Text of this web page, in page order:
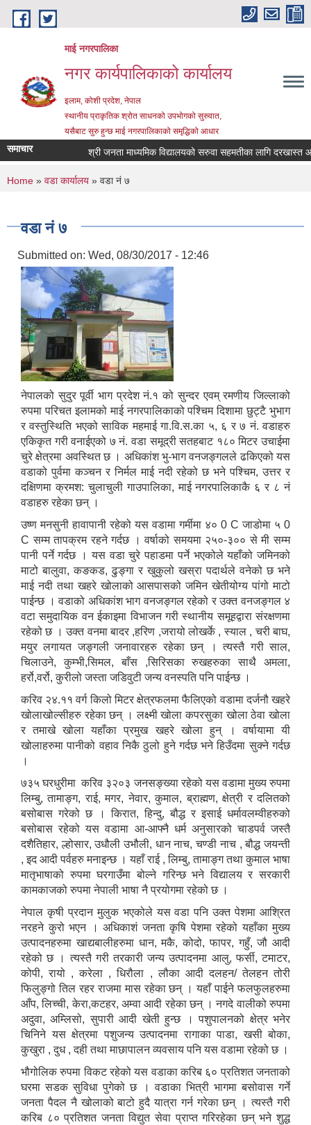
Skip to main content
माई नगरपालिका
नगर कार्यपालिकाको कार्यालय
इलाम, कोशी प्रदेश, नेपाल
स्थानीय प्राकृतिक श्रोत साधनको उपभोगको सुरुवात,
यसैबाट सुरु हुन्छ माई नगरपालिकाको समृद्धिको आधार
समाचार श्री जनता माध्यमिक विद्यालयको सरुवा सहमतीका लागि दरखास्त
You are here
Home » वडा कार्यालय » वडा नं ७
वडा नं ७
Submitted on: Wed, 08/30/2017 - 12:46
नेपालको सुदुर पूर्वी भाग प्रदेश नं.१ को सुन्दर एवम् रमणीय जिल्लाको
रुपमा परिचत इलामको माई नगरपालिकाको पश्चिम दिशामा छुट्टै भुभाग
र वस्तुस्थिति भएको साविक महमाई गा.वि.स.का ५, ६ र ७ नं. वडाहरु
एकिकृत गरी वनाईएको ७ नं. वडा समूद्री सतहबाट १८० मिटर उचाईमा
चुरे क्षेत्रमा अवस्थित छ । अधिकांश भु-भाग वनजङ्गलले ढकिएको यस
वडाको पुर्वमा कञ्चन र निर्मल माई नदी रहेको छ भने पश्चिम, उत्तर र
दक्षिणमा क्रमश: चुलाचुली गाउपालिका, माई नगरपालिकाकै ६ र ८ नं
वडाहरु रहेका छन् ।
उष्ण मनसुनी हावापानी रहेको यस वडामा गर्मीमा ४० 0 C जाडोमा ५ 0
C सम्म तापक्रम रहने गर्दछ । वर्षाको समयमा २५०-३०० से मी सम्म
पानी पर्ने गर्दछ । यस वडा चुरे पहाडमा पर्ने भएकोले यहाँको जमिनको
माटो बालुवा, कङकड, ढुङ्गा र खुकुलो खस्रा पदार्थले वनेको छ भने
माई नदी तथा खहरे खोलाको आसपासको जमिन खेतीयोग्य पांगो माटो
पाईन्छ । वडाको अधिकांश भाग वनजङ्गल रहेको र उक्त वनजङ्गल ४
वटा समुदायिक वन ईकाइमा विभाजन गरी स्थानीय समूहद्वारा संरक्षणमा
रहेको छ । उक्त वनमा बादर ,हरिण ,जरायो लोखर्के , स्याल , चरी बाघ,
मयुर लगायत जङ्गली जनावारहरु रहेका छन् । त्यस्तै गरी साल,
चिलाउने, कुम्भी,सिमल, बाँस ,सिरिसका रुखहरुका साथै अमला,
हर्रो,वर्रो, कुरीलो जस्ता जडिवुटी जन्य वनस्पति पनि पाईन्छ ।
करिव २४.११ वर्ग किलो मिटर क्षेत्रफलमा फैलिएको वडामा दर्जनौ खहरे
खोलाखोल्सीहरु रहेका छन् । लक्ष्मी खोला कपरसुका खोला ठेवा खोला
र तमाखे खोला यहाँका प्रमुख खहरे खोला हुन् । वर्षायामा यी
खोलाहरुमा पानीको वहाव निकै ठुलो हुने गर्दछ भने हिउँदमा सुक्ने गर्दछ
।
७३५ घरधुरीमा करिव ३२०३ जनसङ्ख्या रहेको यस वडामा मुख्य रुपमा
लिम्बु, तामाङ्ग, राई, मगर, नेवार, कुमाल, ब्राह्मण, क्षेत्री र दलितको
बसोबास गरेको छ । किरात, हिन्दु, बौद्ध र इसाई धर्मावलम्वीहरुको
बसोबास रहेको यस वडामा आ-आफ्नै धर्म अनुसारको चाडपर्व जस्तै
दशैतिहार, ल्होसार, उधौली उभौली, धान नाच, चण्डी नाच , बौद्ध जयन्ती
, इद आदी पर्वहरु मनाइन्छ । यहाँ राई , लिम्बु, तामाङ्ग तथा कुमाल भाषा
मातृभाषाको रुपमा घरगाउँमा बोल्ने गरिन्छ भने विद्यालय र सरकारी
कामकाजको रुपमा नेपाली भाषा नै प्रयोगमा रहेको छ ।
नेपाल कृषी प्रदान मुलुक भएकोले यस वडा पनि उक्त पेशमा आश्रित
नरहने कुरो भएन । अधिकाशं जनता कृषि पेशमा रहेको यहाँका मुख्य
उत्पादनहरुमा खाद्यबालीहरुमा धान, मकै, कोदो, फापर, गहुँ, जौ आदी
रहेको छ । त्यस्तै गरी तरकारी जन्य उत्पादनमा आलु, फर्सी, टमाटर,
कोपी, रायो , करेला , धिरौला , लौका आदी दलहन/ तेलहन तोरी
फिलुङ्गो तिल रहर राजमा मास रहेका छन् । यहाँ पाईने फलफुलहरुमा
आँप, लिच्ची, केरा,कटहर, अम्वा आदी रहेका छन् । नगदे वालीको रुपमा
अदुवा, अम्लिसो, सुपारी आदी खेती हुन्छ । पशुपालनको क्षेत्र भनेर
चिनिने यस क्षेत्रमा पशुजन्य उत्पादनमा रागाका पाडा, खसी बोका,
कुखुरा , दुध , दही तथा माछापालन व्यवसाय पनि यस वडामा रहेको छ ।
भौगोलिक रुपमा विकट रहेको यस वडाका करिब ६० प्रतिशत जनताको
घरमा सडक सुविधा पुगेको छ । वडाका भित्री भागमा बसोवास गर्ने
जनता पैदल नै खोलाको बाटो हुदै यात्रा गर्न गरेका छन् । त्यस्तै गरी
करिब ८० प्रतिशत जनता विद्युत सेवा प्राप्त गरिरहेका छन् भने शुद्ध